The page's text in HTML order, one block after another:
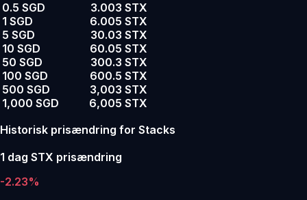
0.5 SGD
3.003 STX
1 SGD
6.005 STX
5 SGD
30.03 STX
10 SGD
60.05 STX
50 SGD
300.3 STX
100 SGD
600.5 STX
500 SGD
3,003 STX
1,000 SGD
6,005 STX
Historisk prisændring for Stacks
1 dag STX prisændring
-2.23%